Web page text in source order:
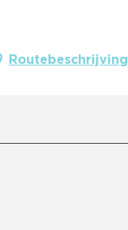
Routebeschrijving